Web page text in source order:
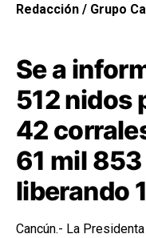
Redacción / Grupo
Se a
512 nidos
42
61 mil
liberando
Cancún.- La